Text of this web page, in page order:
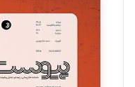
سروش کرمیان
تحریریه